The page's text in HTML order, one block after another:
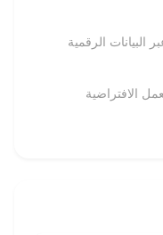
البيانات الرقمية
الافتراضية